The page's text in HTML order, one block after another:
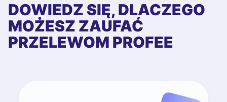
DOWIEDZ SIĘ, DLACZEGO
MOŻESZ ZAUFAĆ
PRZELEWOM PROFEE